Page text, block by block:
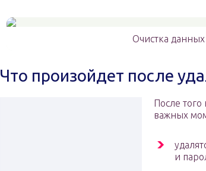
Очистка
Что произойдет после
После
важных
и